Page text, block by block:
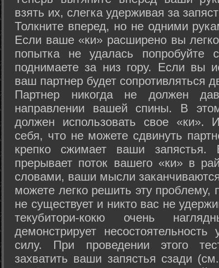
взять их, слегка удерживая за
Толкните вперед, но не одними
Если ваше «ки» расширено вы
попытка не удалась попробуйте
поднимаете за низ гору. Если вы
ваш партнер будет сопротивляться
Партнер никогда не должен
направлении вашей спины. В
должен использовать свое «ки».
себя, что не можете сдвинуть
крепко сжимает ваши запястья.
прерывает поток вашего «ки» в
словами, ваши мысли
можете легко решить эту проблему,
не существует и никто вас не
текубитори-кокю очень
демонстрирует
силу. При проведении этого
захватить ваши запястья сзади